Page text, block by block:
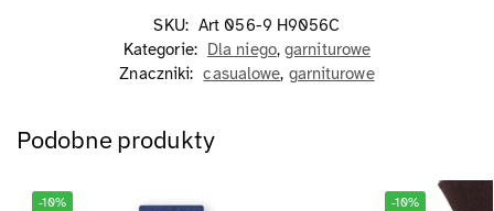
SKU: Art 056-9 H9056C
Kategorie: Dla niego,garniturowe
Znaczniki: casualowe, garniturowe
Podobne produkty
-10% -10%